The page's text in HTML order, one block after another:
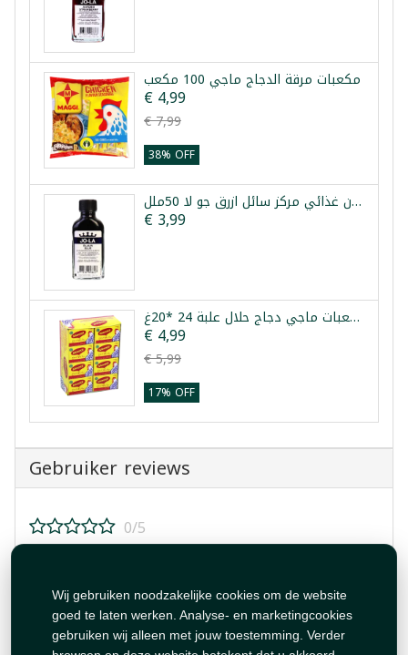
Wij gebruiken noodzakelijke cookies om de website
goed te laten werken. Analyse- en marketingcookies
gebruiken wij alleen met jouw toestemming. Verder
مكعبات مرقة الدجاج ماجي 100 مكعب
€ 4,99
€ 7,99
38% OFF
ملون غذائي مركز سائل ازرق جو لا 50ملل
€ 3,99
مكعبات ماجي دجاج حلال علبة 24 *20غ
€ 4,99
€ 5,99
17% OFF
Gebruiker reviews
0/5